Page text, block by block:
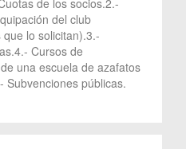
del club
lo solicitan).3.-
Cursos de
una escuela de azafatos
Subvenciones públicas.